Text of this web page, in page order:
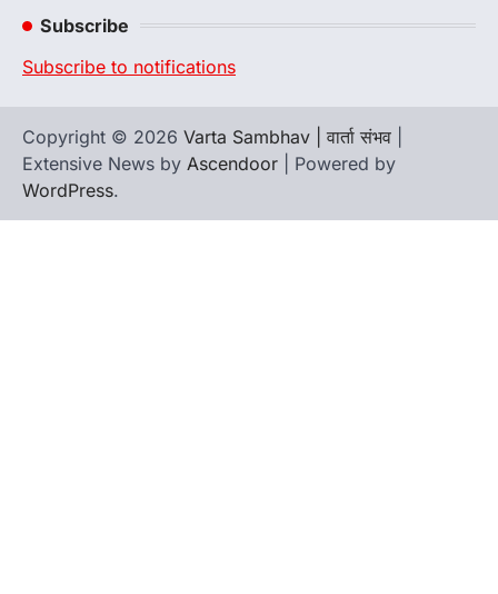
Subscribe
Subscribe to notifications
Copyright © 2026 Varta Sambhav | वार्ता संभव
Extensive News by Ascendoor | Powered by
WordPress.